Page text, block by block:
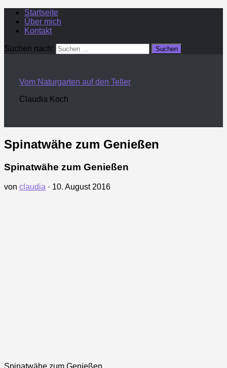
Startseite
Über mich
Kontakt
Suchen nach:
Vom Naturgarten auf den Teller
Claudia Koch
Spinatwähe zum Genießen
Spinatwähe zum Genießen
von claudia · 10. August 2016
Spinatwähe zum Genießen